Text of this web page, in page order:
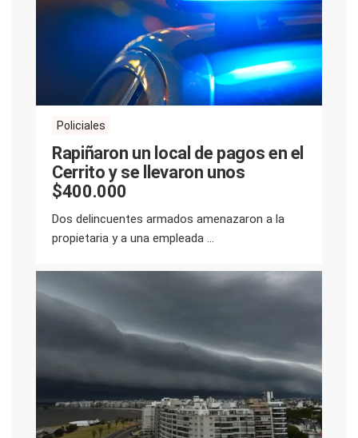
Policiales
Rapiñaron un local de pagos en el
Cerrito y se llevaron unos
$400.000
Dos delincuentes armados amenazaron a la
propietaria y a una empleada ...